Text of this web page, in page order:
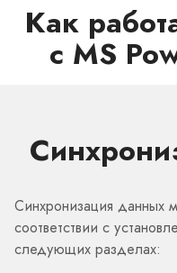
Как
с MS
Синхронизация данных
соответствии с
следующих разделах: